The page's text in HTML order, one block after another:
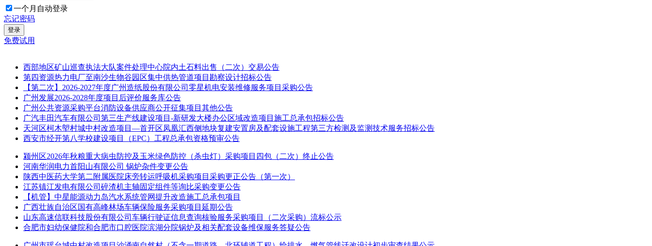
一个月自动登录
忘记密码
登录
免费试用
西部地区矿山巡查执法大队案件处理中心院内土石料出售（二次）交易公告
第四资源热力电厂至南沙生物谷园区集中供热管道项目勘察设计招标公告
【第二次】2026-2027年度广州造纸股份有限公司零星机电安装维修服务项目采购公告
广州发展2026-2028年度项目后评价服务库公告
广州公共资源采购平台消防设备供应商公开征集项目其他公告
广汽丰田汽车有限公司第三生产线建设项目-新研发大楼办公区域改造项目施工总承包招标公告
天河区柯木塱村城中村改造项目—首开区凤凰汇西侧地块复建安置房及配套设施工程第三方检测及监测技术服务招标公告
西安市经开第八学校建设项目（EPC）工程总承包资格预审公告
颍州区2026年秋粮重大病虫防控及玉米绿色防控（杀虫灯）采购项目四包（二次）终止公告
河南华润电力首阳山有限公司 锅炉杂件变更公告
陕西中医药大学第二附属医院床旁转运呼吸机采购项目采购更正公告（第一次）
江苏镇江发电有限公司碎渣机主轴固定组件等询比采购变更公告
【机管】中星能源动力岛汽水系统管网提升改造施工总承包项目
广西壮族自治区国有高峰林场车辆保险服务采购项目延期公告
山东高速信联科技股份有限公司车辆行驶证信息查询核验服务采购项目（二次采购）流标公示
合肥市妇幼保健院和合肥市口腔医院滨湖分院锅炉及相关配套设备维保服务答疑公告